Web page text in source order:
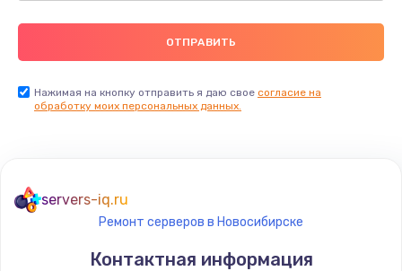
Нажимая на кнопку отправить я даю свое согласие на
обработку моих персональных данных.
servers-iq.ru
Ремонт серверов в Новосибирске
Контактная информация